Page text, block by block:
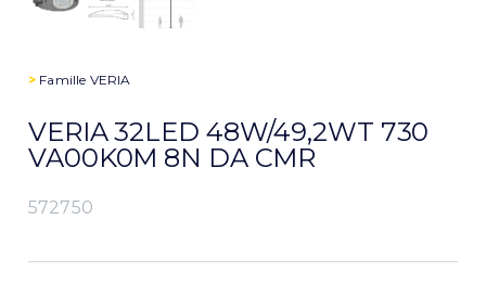
> Famille VERIA
VERIA 32LED 48W/49,2WT 730
VA00K0M 8N DA CMR
572750